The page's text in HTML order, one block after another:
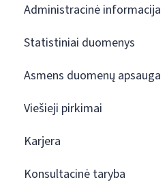
Administracinė informacija
Statistiniai duomenys
Asmens duomenų apsauga
Viešieji pirkimai
Karjera
Konsultacinė taryba